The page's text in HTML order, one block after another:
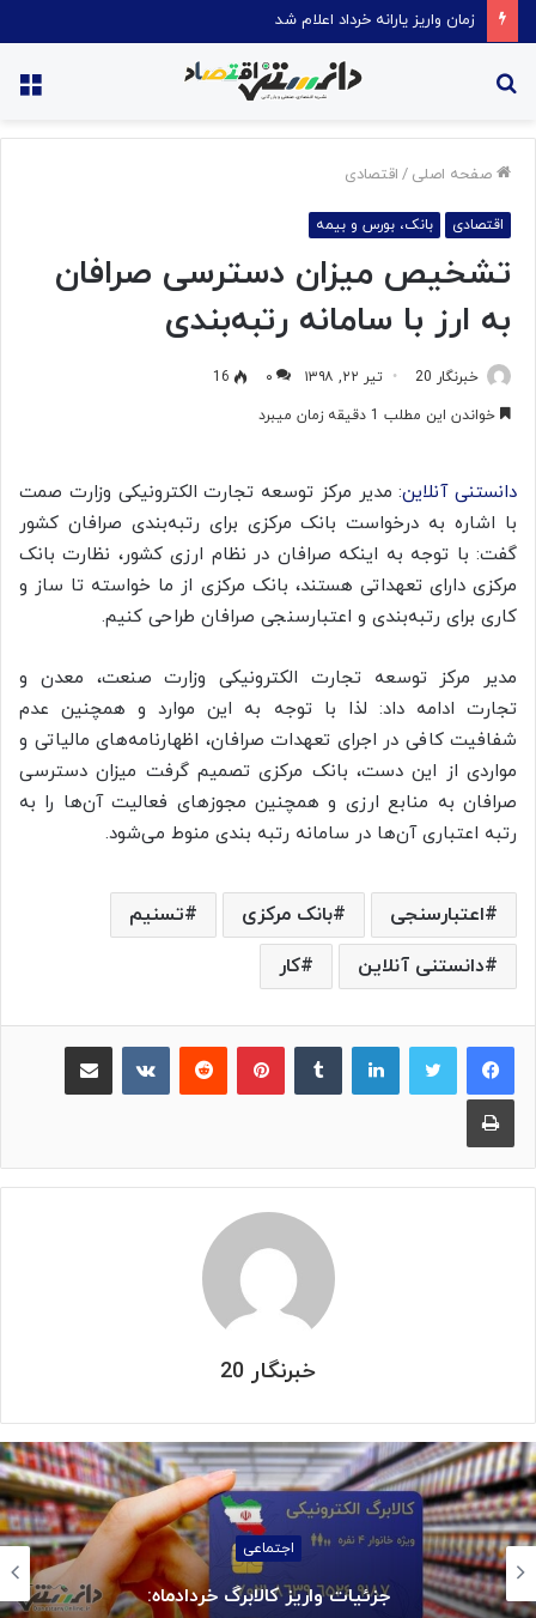
زمان واریز یارانه خرداد اعلام شد
صفحه اصلی / اقتصادی
اقتصادی بانک، بورس و بیمه
تشخیص میزان دسترسی صرافان
به ارز با سامانه رتبه‌بندی
خبرنگار 20 تیر ۲۲, ۱۳۹۸ ۰
16
خواندن این مطلب 1 دقیقه زمان میبرد
دانستنی آنلاین: مدیر مرکز توسعه تجارت الکترونیکی وزارت صمت
با اشاره به درخواست بانک مرکزی برای رتبه‌بندی صرافان کشور
گفت: با توجه به اینکه صرافان در نظام ارزی کشور، نظارت بانک
مرکزی دارای تعهداتی هستند، بانک مرکزی از ما خواسته تا ساز و
کاری برای رتبه‌بندی و اعتبارسنجی صرافان طراحی کنیم.
مدیر مرکز توسعه تجارت الکترونیکی وزارت صنعت، معدن و
تجارت ادامه داد: لذا با توجه به این موارد و همچنین عدم
شفافیت کافی در اجرای تعهدات صرافان، اظهارنامه‌های مالیاتی و
مواردی از این دست، بانک مرکزی تصمیم گرفت میزان دسترسی
صرافان به منابع ارزی و همچنین مجوزهای فعالیت آن‌ها را به
رتبه‌ اعتباری آن‌ها در سامانه رتبه بندی منوط می‌شود.
اعتبارسنجی بانک مرکزی
تسنیم
دانستنی آنلاین
کار
لینکدین پینترست ‫رددیت
چاپ
خبرنگار 20
اجتماعی
جزئیات واریز کالابرگ خردادماه: